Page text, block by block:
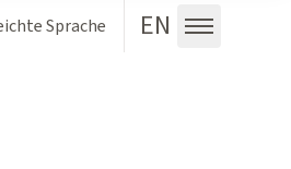
Sprache EN
Menü